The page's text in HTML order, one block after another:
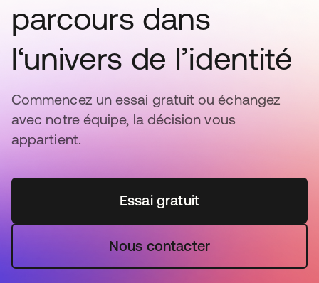
parcours dans
l‘univers de l’identité
Commencez un essai gratuit ou échangez
avec notre équipe, la décision vous
appartient.
Essai gratuit
Nous contacter